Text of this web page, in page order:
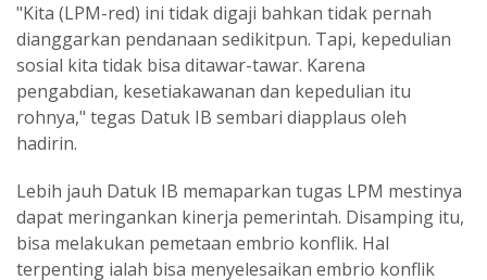
"Kita (LPM-red) ini tidak digaji bahkan tidak pernah
dianggarkan pendanaan sedikitpun. Tapi, kepedulian
sosial kita tidak bisa ditawar-tawar. Karena
pengabdian, kesetiakawanan dan kepedulian itu
rohnya," tegas Datuk IB sembari diapplaus oleh
hadirin.
Lebih jauh Datuk IB memaparkan tugas LPM mestinya
dapat meringankan kinerja pemerintah. Disamping itu,
bisa melakukan pemetaan embrio konflik. Hal
terpenting ialah bisa menyelesaikan embrio konflik